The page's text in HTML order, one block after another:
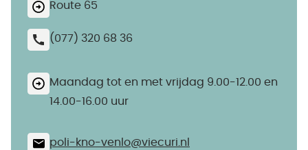
Route 65
(077) 320 68 36
Maandag tot en met vrijdag 9.00-12.00 en
14.00-16.00 uur
poli-kno-venlo@​viecuri.nl